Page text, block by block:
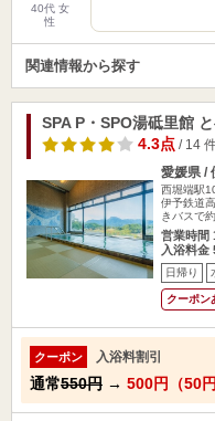
40代 女
性
関連情報から探す
SPA P・SPO湯砥里館
4.3点/ 14
愛媛県 /
西堀端駅
伊予鉄道
きバスで
営業時間
入浴料金
日帰り
クーポン
クーポン 入浴料割引
通常550円 → 500円（50円